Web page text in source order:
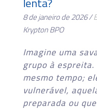
8 de janeiro de 2026 /
Krypton BPO
Imagine uma
grupo à
mesmo tempo;
vulnerável,
preparada ou